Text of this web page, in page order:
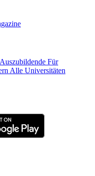
Für
Alle Universitäten